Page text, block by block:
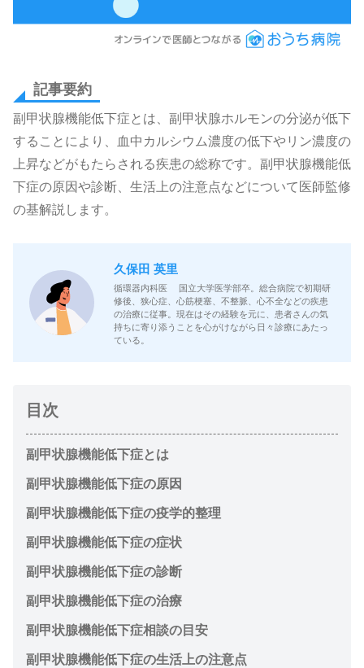
記事要約
副甲状腺機能低下症とは、副甲状腺ホルモンの分泌が低下
することにより、血中カルシウム濃度の低下やリン濃度の
上昇などがもたらされる疾患の総称です。副甲状腺機能低
下症の原因や診断、生活上の注意点などについて医師監修
の基解説します。
久保田 英里
循環器内科医 国立大学医学部卒。総合病院で初期研
修後、狭心症、心筋梗塞、不整脈、心不全などの疾患
の治療に従事。現在はその経験を元に、患者さんの気
持ちに寄り添うことを心がけながら日々診療にあたっ
ている。
目次
副甲状腺機能低下症とは
副甲状腺機能低下症の原因
副甲状腺機能低下症の疫学的整理
副甲状腺機能低下症の症状
副甲状腺機能低下症の診断
副甲状腺機能低下症の治療
副甲状腺機能低下症相談の目安
副甲状腺機能低下症の生活上の注意点